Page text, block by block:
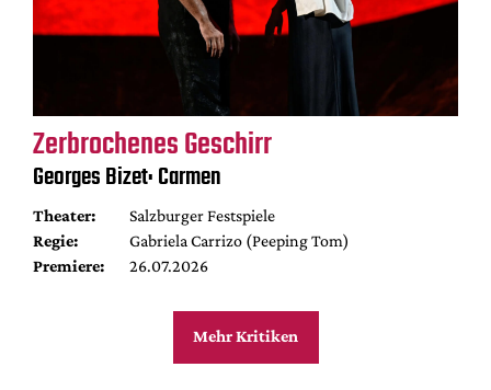
Zerbrochenes Geschirr
Georges Bizet: Carmen
Theater:
Salzburger Festspiele
Regie:
Gabriela Carrizo (Peeping Tom)
Premiere:
26.07.2026
Mehr Kritiken